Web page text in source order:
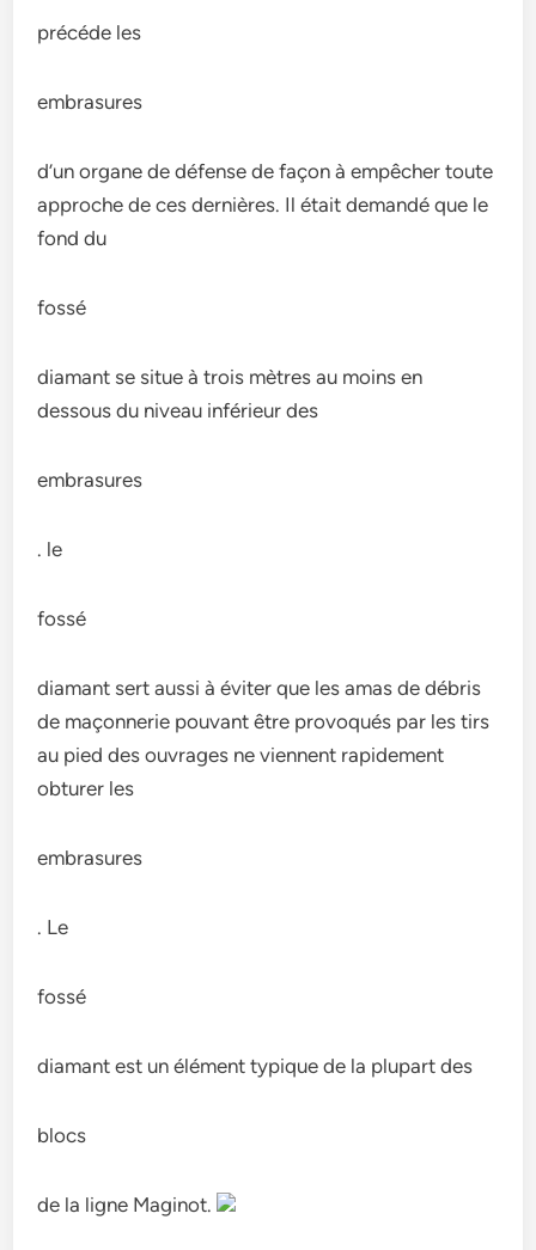
précéde les
embrasures
d’un organe de défense de façon à empêcher toute
approche de ces dernières. Il était demandé que le
fond du
fossé
diamant se situe à trois mètres au moins en
dessous du niveau inférieur des
embrasures
. le
fossé
diamant sert aussi à éviter que les amas de débris
de maçonnerie pouvant être provoqués par les tirs
au pied des ouvrages ne viennent rapidement
obturer les
embrasures
. Le
fossé
diamant est un élément typique de la plupart des
blocs
de la ligne Maginot.